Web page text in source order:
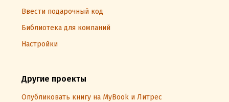
Ввести подарочный код
Библиотека для компаний
Настройки
Другие проекты
Опубликовать книгу на MyBook и Литрес